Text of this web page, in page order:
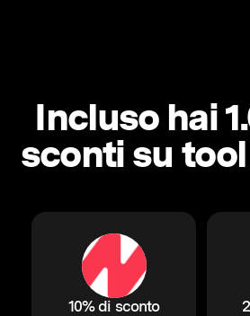
Incluso hai
sconti su
10% di sconto